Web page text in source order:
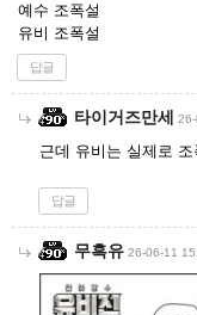
예수 조폭설
유비 조폭설
답글
타이거즈만세
근데 유비는 실제로
답글
무흑유 26-06-11